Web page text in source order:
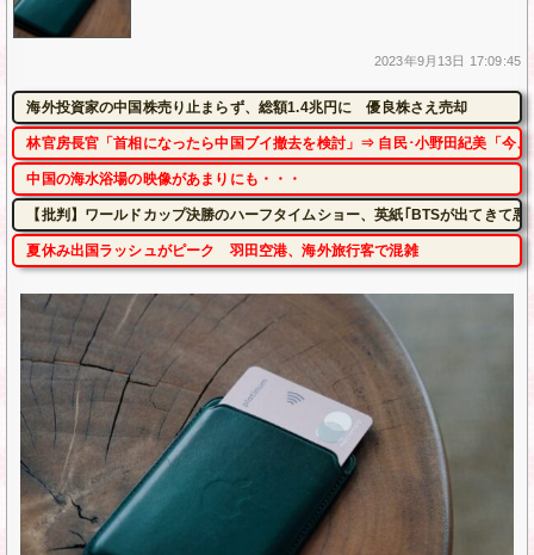
2023年9月13日 17:09:45
海外投資家の中国株売り止まらず、総額1.4兆円に 優良株さえ売却
林官房長官「首相になったら中国ブイ撤去を検討」⇒ 自民･小野田紀美「今
中国の海水浴場の映像があまりにも・・・
【批判】ワールドカップ決勝のハーフタイムショー、英紙｢BTSが出てきて悪
夏休み出国ラッシュがピーク 羽田空港、海外旅行客で混雑